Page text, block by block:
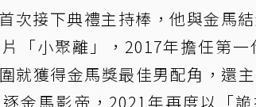
次接下典禮主持棒，他與金馬
「小聚離」，2017年擔任第
就獲得金馬獎最佳男配角，還
逐金馬影帝，2021年再度以「